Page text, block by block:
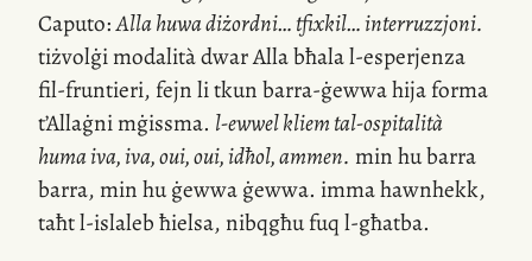
Caputo:Alla huwa diżordni… tfixkil… interruzzjoni.
tiżvolġi modalità dwar Alla bħalal-esperjenza
fil-fruntieri, fejn li tkun barra-ġewwa hija forma
t’Allaġnimġissma. l-ewwelkliemtal-ospitalità
huma iva, iva, oui, oui, idħol, ammen. min hu barra
barra, min hu ġewwa ġewwa. imma hawnhekk,
taħtl-islalebħielsa, nibqgħu fuql-għatba.